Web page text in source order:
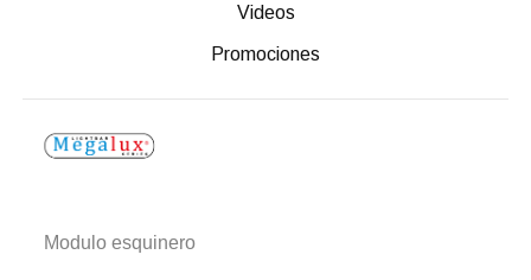
Videos
Promociones
Modulo esquinero